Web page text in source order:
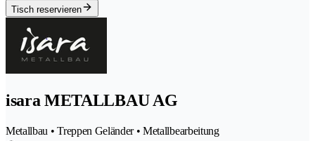
Tisch reservieren
isara METALLBAU AG
Metallbau • Treppen Geländer • Metallbearbeitung